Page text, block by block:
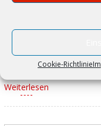
Cookie-Richtlinie
Aktivengruppe
Informationen zur
Weiterlesen